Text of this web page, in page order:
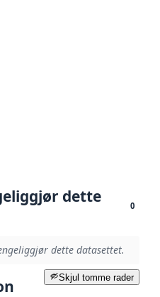
dette
0
dette datasettet.
Skjul tomme rader